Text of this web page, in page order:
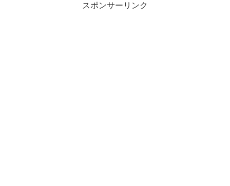
スポンサーリンク